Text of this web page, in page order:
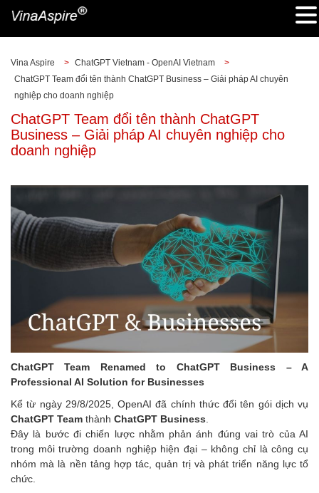
Vina Aspire > ChatGPT Vietnam - OpenAI Vietnam
>
ChatGPT Team đổi tên thành ChatGPT Business – Giải pháp AI chuyên
nghiệp cho doanh nghiệp
ChatGPT Team đổi tên thành ChatGPT
Business – Giải pháp AI chuyên nghiệp cho
doanh nghiệp
ChatGPT Team Renamed to ChatGPT Business – A
Professional AI Solution for Businesses
Kể từ ngày 29/8/2025, OpenAI đã chính thức đổi tên gói dịch vụ
ChatGPT Team thành ChatGPT Business
Đây là bước đi chiến lược nhằm phản ánh đúng vai trò của AI
trong môi trường doanh nghiệp hiện đại – không chỉ là công cụ
nhóm mà là nền tảng hợp tác, quản trị và phát triển năng lực tổ
chức.